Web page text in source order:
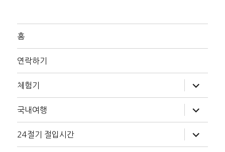
홈
연락하기
체험기
위
메
뉴
확
장
국내여행
위
메
뉴
확
장
24절기 절입시간
위
메